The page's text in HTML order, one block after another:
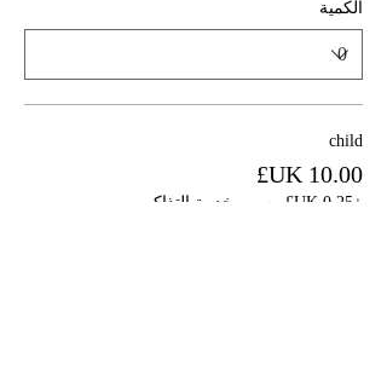
الكمية
child
+‏0.25 UK£ رسوم خدمة التذاكر